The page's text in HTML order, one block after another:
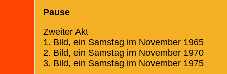
Pause
Zweiter Akt
1. Bild, ein Samstag im November 1965
2. Bild, ein Samstag im November 1970
3. Bild, ein Samstag im November 1975